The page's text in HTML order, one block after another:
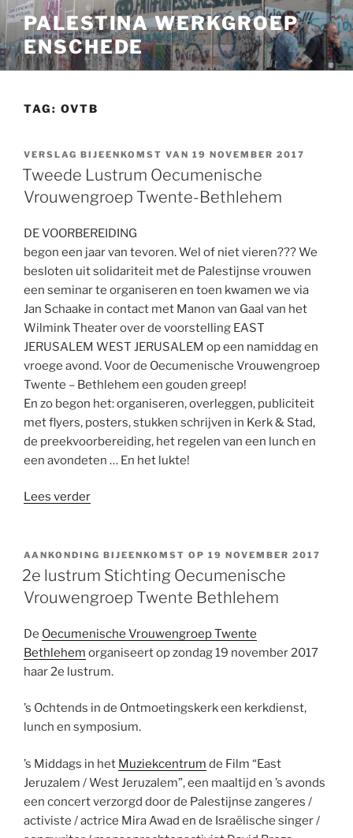
Ga
naar
de
inhoud
PALESTINA WERKGROEP
ENSCHEDE
TAG: OVTB
VERSLAG BIJEENKOMST VAN 19 NOVEMBER 2017
Tweede Lustrum Oecumenische
Vrouwengroep Twente-Bethlehem
DE VOORBEREIDING
begon een jaar van tevoren. Wel of niet vieren??? We
besloten uit solidariteit met de Palestijnse vrouwen
een seminar te organiseren en toen kwamen we via
Jan Schaake in contact met Manon van Gaal van het
Wilmink Theater over de voorstelling EAST
JERUSALEM WEST JERUSALEM op een namiddag en
vroege avond. Voor de Oecumenische Vrouwengroep
Twente – Bethlehem een gouden greep!
En zo begon het: organiseren, overleggen, publiciteit
met flyers, posters, stukken schrijven in Kerk & Stad,
de preekvoorbereiding, het regelen van een lunch en
een avondeten … En het lukte!
Lees verder“Tweede
Vrouwengroep
Twente-
Bethlehem”
AANKONDING BIJEENKOMST OP 19 NOVEMBER 2017
2e lustrum Stichting Oecumenische
Vrouwengroep Twente Bethlehem
De Oecumenische Vrouwengroep Twente
Bethlehem organiseert op zondag 19 november 2017
haar 2e lustrum.
’s Ochtends in de Ontmoetingskerk een kerkdienst,
lunch en symposium.
’s Middags in het Muziekcentrum de Film “East
Jeruzalem / West Jeruzalem”, een maaltijd en ’s avonds
een concert verzorgd door de Palestijnse zangeres /
activiste / actrice Mira Awad en de Israëlische singer /